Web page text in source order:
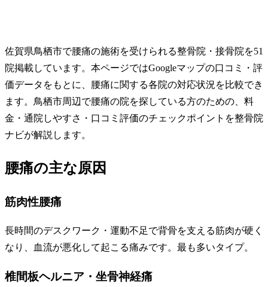
佐賀県鳥栖市で腰痛の施術を受けられる整骨院・接骨院を51
院掲載しています。本ページではGoogleマップの口コミ・評
価データをもとに、腰痛に関する各院の対応状況を比較でき
ます。鳥栖市周辺で腰痛の院を探している方のための、料
金・通院しやすさ・口コミ評価のチェックポイントを整骨院
ナビが解説します。
腰痛の主な原因
筋肉性腰痛
長時間のデスクワーク・運動不足で背骨を支える筋肉が硬く
なり、血流が悪化して起こる痛みです。最も多いタイプ。
椎間板ヘルニア・坐骨神経痛